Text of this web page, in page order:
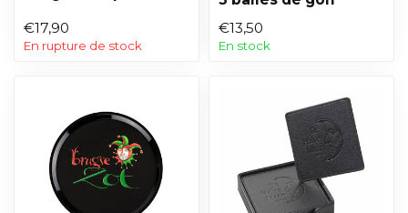
€17,90
En rupture de stock
€13,50
En stock